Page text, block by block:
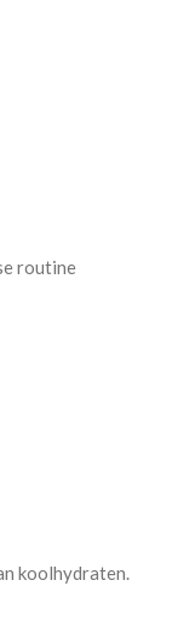
routine
koolhydraten.